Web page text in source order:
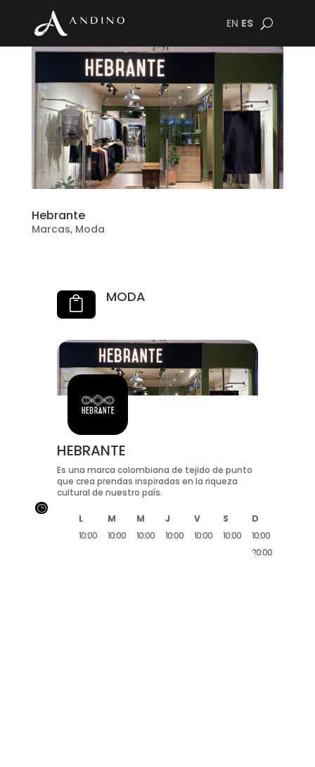
EN ES
Hebrante
Marcas, Moda
 MODA
HEBRANTE
Es una marca colombiana de tejido de punto
que crea prendas inspiradas en la riqueza
cultural de nuestro país.
L M M J V S
D
10:00
10:00
10:00
10:00
10:00
10:00
10:00
20:00
}